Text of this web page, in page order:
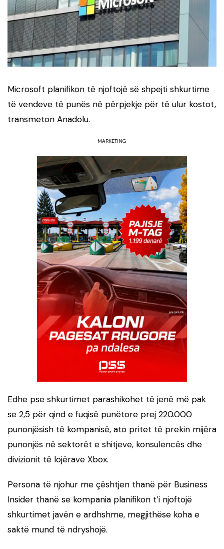
Microsoft planifikon të njoftojë së shpejti shkurtime
të vendeve të punës në përpjekje për të ulur kostot,
transmeton Anadolu.
MARKETING
Edhe pse shkurtimet parashikohet të jenë më pak
se 2,5 për qind e fuqisë punëtore prej 220.000
punonjësish të kompanisë, ato pritet të prekin mijëra
punonjës në sektorët e shitjeve, konsulencës dhe
divizionit të lojërave Xbox.
Persona të njohur me çështjen thanë për Business
Insider thanë se kompania planifikon t’i njoftojë
shkurtimet javën e ardhshme, megjithëse koha e
saktë mund të ndryshojë.